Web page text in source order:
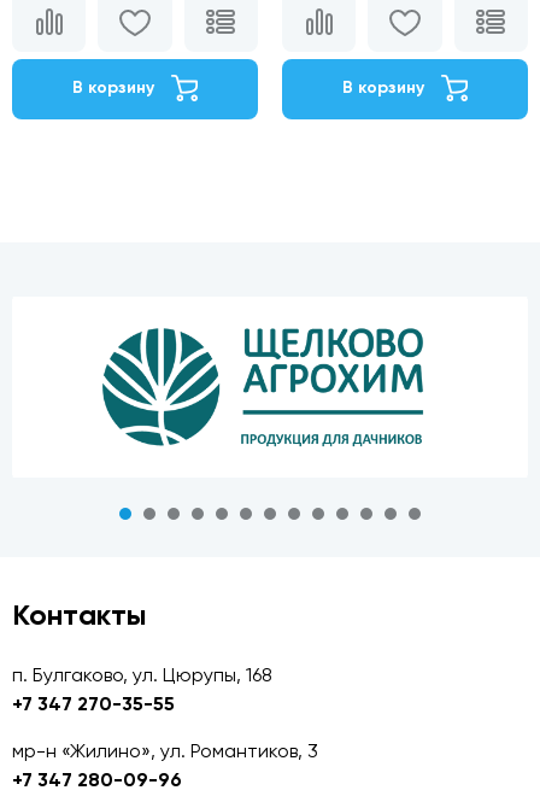
В корзину В корзину
Контакты
п. Булгаково, ул. Цюрупы, 168
+7 347 270-35-55
мр-н «Жилино», ул. Романтиков, 3
+7 347 280-09-96